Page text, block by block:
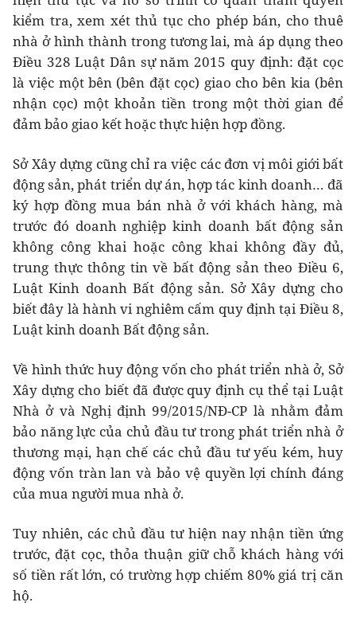
kiểm tra, xem xét thủ tục cho phép bán, cho thuê
nhà ở hình thành trong tương lai, mà áp dụng theo
Điều 328 Luật Dân sự năm 2015 quy định: đặt cọc
là việc một bên (bên đặt cọc) giao cho bên kia (bên
nhận cọc) một khoản tiền trong một thời gian để
đảm bảo giao kết hoặc thực hiện hợp đồng.
Sở Xây dựng cũng chỉ ra việc các đơn vị môi giới bất
động sản, phát triển dự án, hợp tác kinh doanh… đã
ký hợp đồng mua bán nhà ở với khách hàng, mà
trước đó doanh nghiệp kinh doanh bất động sản
không công khai hoặc công khai không đầy đủ,
trung thực thông tin về bất động sản theo Điều 6,
Luật Kinh doanh Bất động sản. Sở Xây dựng cho
biết đây là hành vi nghiêm cấm quy định tại Điều 8,
Luật kinh doanh Bất động sản.
Về hình thức huy động vốn cho phát triển nhà ở, Sở
Xây dựng cho biết đã được quy định cụ thể tại Luật
Nhà ở và Nghị định 99/2015/NĐ-CP là nhằm đảm
bảo năng lực của chủ đầu tư trong phát triển nhà ở
thương mại, hạn chế các chủ đầu tư yếu kém, huy
động vốn tràn lan và bảo vệ quyền lợi chính đáng
của mua người mua nhà ở.
Tuy nhiên, các chủ đầu tư hiện nay nhận tiền ứng
trước, đặt cọc, thỏa thuận giữ chỗ khách hàng với
số tiền rất lớn, có trường hợp chiếm 80% giá trị căn
hộ.